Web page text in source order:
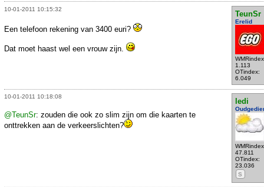
10-01-2011 10:15:32
TeunSr
Erelid
1.113
OTindex:
6.049
Een telefoon rekening van 3400 euri?
Dat moet haast wel een vrouw zijn.
10-01-2011 10:18:08
ledi
47.811
OTindex:
23.036
S
@TeunSr: zouden die ook zo slim zijn om die kaarten te
onttrekken aan de verkeerslichten?